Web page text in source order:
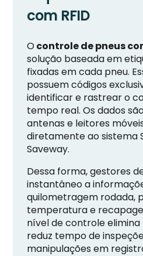
com RFID
Ocontrole de pneus
solução baseada em
fixadas em cada pneu.
possuem códigos
identificar e rastrear o
tempo real. Os dados
antenas e leitores
diretamente ao sistema
Saveway.
Dessa forma, gestores
instantâneo a
quilometragem rodada,
temperatura e
nível de controle elimina
reduz tempo de
manipulações em